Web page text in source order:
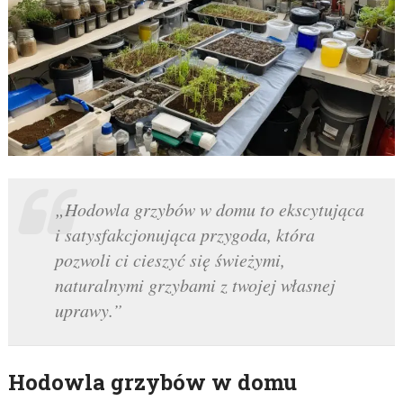
„Hodowla grzybów w domu to ekscytująca
i satysfakcjonująca przygoda, która
pozwoli ci cieszyć się świeżymi,
naturalnymi grzybami z twojej własnej
uprawy.”
Hodowla grzybów w domu